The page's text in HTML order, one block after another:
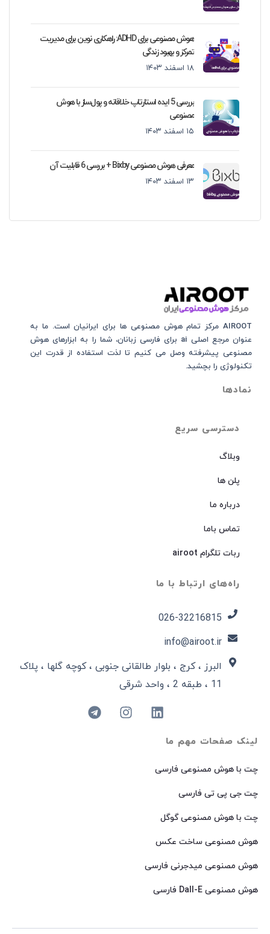
هوش مصنوعی برای ADHD: راهکاری نوین برای مدیریت
تمرکز و بهبود زندگی
۱۸ اسفند ۱۴۰۳
بررسی 5 ایده استارتاپ خلاقانه و پول‌ساز با هوش
مصنوعی
۱۵ اسفند ۱۴۰۳
معرفی هوش مصنوعی Bixby + بررسی 6 قابلیت آن
۱۳ اسفند ۱۴۰۳
لینک صفحات مهم ما
چت با هوش مصنوعی فارسی
چت جی پی تی فارسی
چت با هوش مصنوعی گوگل
هوش مصنوعی ساخت عکس
هوش مصنوعی میدجرنی فارسی
هوش مصنوعی Dall-E فارسی
دسترسی سریع
وبلاگ
پلن ها
درباره ما
تماس باما
ربات تلگرام airoot
راه‌های ارتباط با ما
026-32216815​
info@airoot.ir
البرز ، کرج ، بلوار طالقانی جنوبی ، کوچه گلها ، پلاک
11 ، طبقه 2 ، واحد شرقی
AIROOT مرکز تمام هوش مصنوعی‌‌‌ ها برای ایرانیان است. ما به
عنوان مرجع اصلی ai برای فارسی زبانان، شما را به ابزارهای هوش
مصنوعی پیشرفته وصل می کنیم تا لذت استفاده از قدرت این
تکنولوژی را بچشید.
نمادها